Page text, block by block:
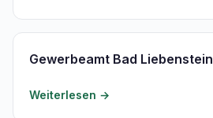
Gewerbeamt Bad Liebenstein
Weiterlesen →